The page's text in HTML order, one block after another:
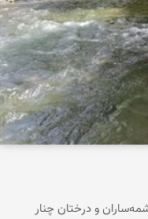
و درختان چنار